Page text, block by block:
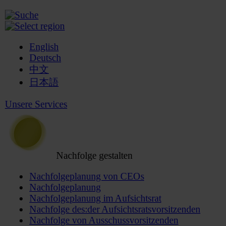
English
Deutsch
中文
日本語
Unsere Services
Nachfolge gestalten
Nachfolgeplanung von CEOs
Nachfolgeplanung
Nachfolgeplanung im Aufsichtsrat
Nachfolge des:der Aufsichtsratsvorsitzenden
Nachfolge von Ausschussvorsitzenden